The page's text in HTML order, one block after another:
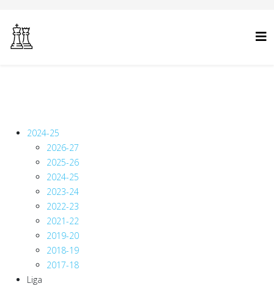
2024-25
2026-27
2025-26
2024-25
2023-24
2022-23
2021-22
2019-20
2018-19
2017-18
Liga